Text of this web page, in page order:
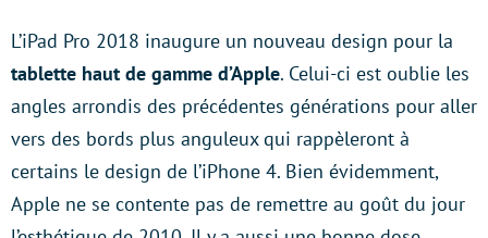
L’iPad Pro 2018 inaugure un nouveau design pour la
tablette haut de gamme d’Apple. Celui-ci est oublie les
angles arrondis des précédentes générations pour aller
vers des bords plus anguleux qui rappèleront à
certains le design de l’iPhone 4. Bien évidemment,
Apple ne se contente pas de remettre au goût du jour